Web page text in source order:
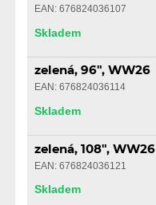
EAN: 676824036107
Skladem
zelená, 96", WW26
EAN: 676824036114
Skladem
zelená, 108", WW26
EAN: 676824036121
Skladem